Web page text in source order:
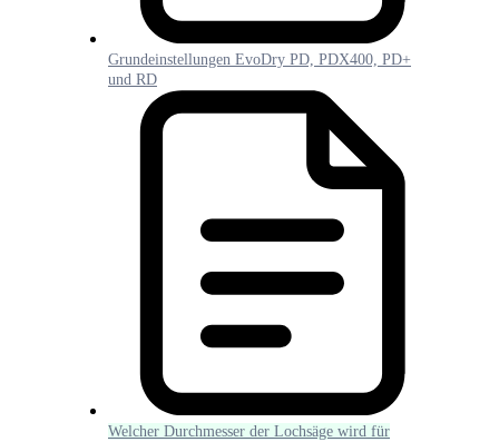
Grundeinstellungen EvoDry PD, PDX400, PD+
und RD
Welcher Durchmesser der Lochsäge wird für